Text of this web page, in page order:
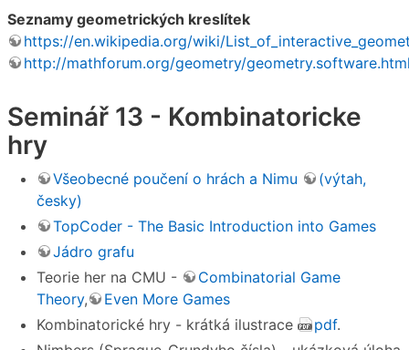
Seznamy geometrických kreslítek
https://en.wikipedia.org/wiki/
http://mathforum.org/geometry/
Seminář 13 - Kombinatoricke
hry
Všeobecné poučení o hrách a Nimu
(výtah,
česky)
TopCoder - The Basic Introduction into Games
Jádro grafu
Teorie her na CMU -
Combinatorial Game
Theory,
Even More Games
Kombinatorické hry - krátká ilustrace
pdf.